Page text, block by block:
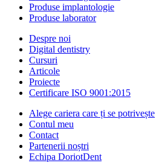
Produse implantologie
Produse laborator
Despre noi
Digital dentistry
Cursuri
Articole
Proiecte
Certificare ISO 9001:2015
Alege cariera care ți se potrivește
Contul meu
Contact
Partenerii noștri
Echipa DoriotDent